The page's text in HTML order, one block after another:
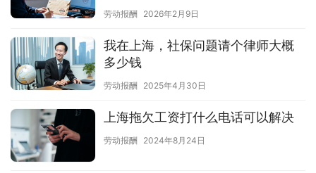
劳动报酬 2026年2月9日
我在上海，社保问题请个律师大概
多少钱
劳动报酬 2025年4月30日
上海拖欠工资打什么电话可以解决
劳动报酬 2024年8月24日